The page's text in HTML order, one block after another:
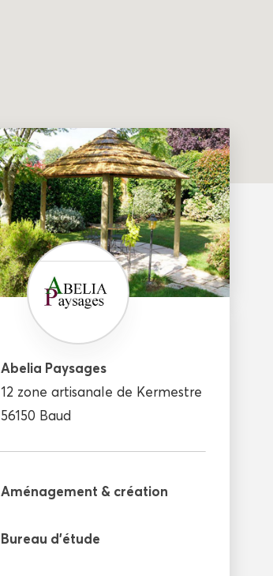
Abelia Paysages
12 zone artisanale de Kermestre
56150 Baud
Aménagement & création
Bureau d'étude